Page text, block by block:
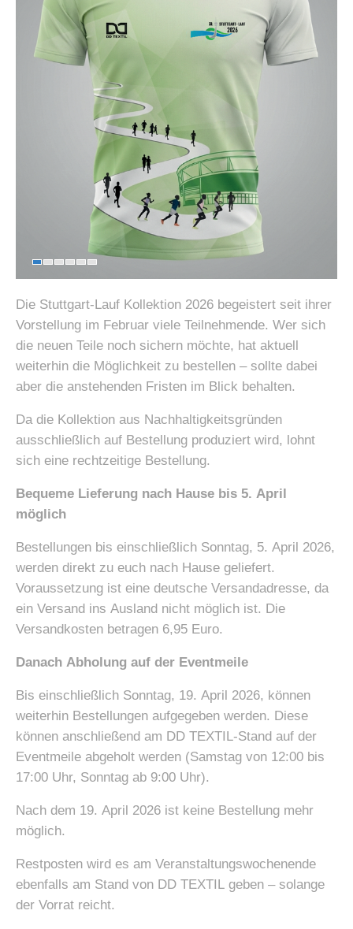
Die Stuttgart-Lauf Kollektion 2026 begeistert seit ihrer
Vorstellung im Februar viele Teilnehmende. Wer sich
die neuen Teile noch sichern möchte, hat aktuell
weiterhin die Möglichkeit zu bestellen – sollte dabei
aber die anstehenden Fristen im Blick behalten.
Da die Kollektion aus Nachhaltigkeitsgründen
ausschließlich auf Bestellung produziert wird, lohnt
sich eine rechtzeitige Bestellung.
Bequeme Lieferung nach Hause bis 5. April
möglich
Bestellungen bis einschließlich Sonntag, 5. April 2026,
werden direkt zu euch nach Hause geliefert.
Voraussetzung ist eine deutsche Versandadresse, da
ein Versand ins Ausland nicht möglich ist. Die
Versandkosten betragen 6,95 Euro.
Danach Abholung auf der Eventmeile
Bis einschließlich Sonntag, 19. April 2026, können
weiterhin Bestellungen aufgegeben werden. Diese
können anschließend am DD TEXTIL-Stand auf der
Eventmeile abgeholt werden (Samstag von 12:00 bis
17:00 Uhr, Sonntag ab 9:00 Uhr).
Nach dem 19. April 2026 ist keine Bestellung mehr
möglich.
Restposten wird es am Veranstaltungswochenende
ebenfalls am Stand von DD TEXTIL geben – solange
der Vorrat reicht.